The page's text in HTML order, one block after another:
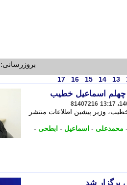
بروزرسانی: 08:21
13
14
15
16
17
اسماعیل خطیب
81407216
وزیر پیشین اطلاعات منتشر
- محمدعلی - اسماعیل - ابطحی -
برگزار شد